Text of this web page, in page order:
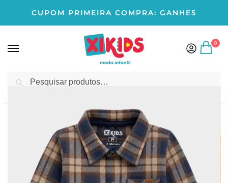
CUPOM PRIMEIRA COMPRA: GANHE5
0
Início BEBÊ MENINO / Body